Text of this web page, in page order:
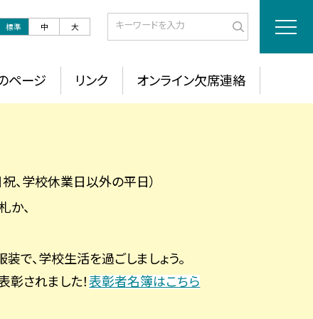
標準 中 大
ページ リンク オンライン欠席連絡
、学校休業日以外の平日）
、
、学校生活を過ごしましょう。
されました！表彰者名簿はこちら